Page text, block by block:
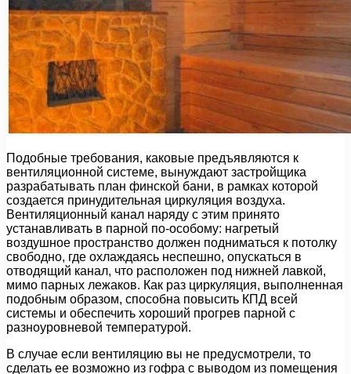
Подобные требования, каковые предъявляются к
вентиляционной системе, вынуждают застройщика
разрабатывать план финской бани, в рамках которой
создается принудительная циркуляция воздуха.
Вентиляционный канал наряду с этим принято
устанавливать в парной по-особому: нагретый
воздушное пространство должен подниматься к потолку
свободно, где охлаждаясь неспешно, опускаться в
отводящий канал, что расположен под нижней лавкой,
мимо парных лежаков. Как раз циркуляция, выполненная
подобным образом, способна повысить КПД всей
системы и обеспечить хороший прогрев парной с
разноуровневой температурой.
В случае если вентиляцию вы не предусмотрели, то
сделать ее возможно из гофра с выводом из помещения